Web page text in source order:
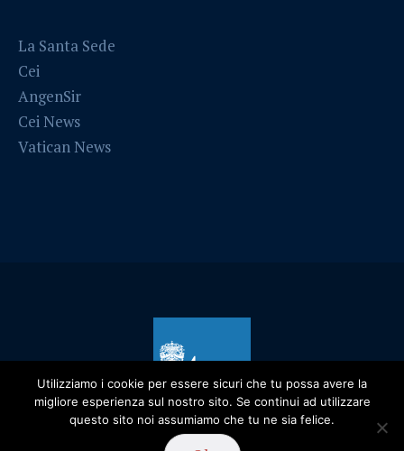
La Santa Sede
Cei
AngenSir
Cei News
Vatican News
Utilizziamo i cookie per essere sicuri che tu possa avere la
migliore esperienza sul nostro sito. Se continui ad utilizzare
questo sito noi assumiamo che tu ne sia felice.